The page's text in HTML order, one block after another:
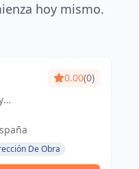
hoy mismo.
0.00(0)
De Obra